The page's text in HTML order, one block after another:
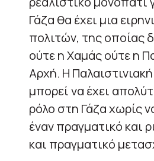
Γάζα θα έχει μια
πολιτών, της οποίας
ούτε η Χαμάς ούτε η
Αρχή. Η
μπορεί να έχει
ρόλο στη Γάζα χωρίς
έναν πραγματικό και
και πραγματικό